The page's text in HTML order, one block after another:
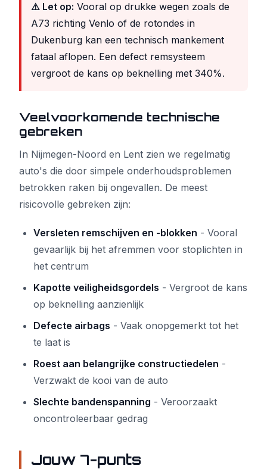
⚠️ Let op: Vooral op drukke wegen zoals de
A73 richting Venlo of de rotondes in
Dukenburg kan een technisch mankement
fataal aflopen. Een defect remsysteem
vergroot de kans op beknelling met 340%.
Veelvoorkomende technische
gebreken
In Nijmegen-Noord en Lent zien we regelmatig
auto's die door simpele onderhoudsproblemen
betrokken raken bij ongevallen. De meest
risicovolle gebreken zijn:
Versleten remschijven en -blokken - Vooral
gevaarlijk bij het afremmen voor stoplichten in
het centrum
Kapotte veiligheidsgordels - Vergroot de kans
op beknelling aanzienlijk
Defecte airbags - Vaak onopgemerkt tot het
te laat is
Roest aan belangrijke constructiedelen -
Verzwakt de kooi van de auto
Slechte bandenspanning - Veroorzaakt
oncontroleerbaar gedrag
Jouw 7-punts